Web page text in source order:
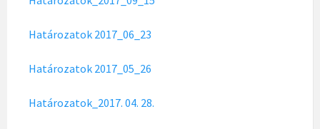
Határozatok 2017_06_23
Határozatok 2017_05_26
Határozatok_2017. 04. 28.